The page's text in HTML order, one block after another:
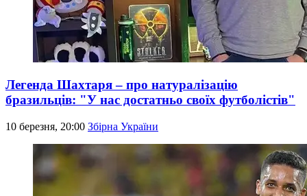
Легенда Шахтаря – про натуралізацію
бразильців: "У нас достатньо своїх футболістів"
10 березня, 20:00 Збірна України